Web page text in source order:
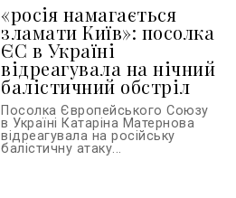
«росія намагається
зламати Київ»: посолка
ЄС в Україні
відреагувала на нічний
балістичний обстріл
Посолка Європейського Союзу
в Україні Катаріна Матернова
відреагувала на російську
балістичну атаку...